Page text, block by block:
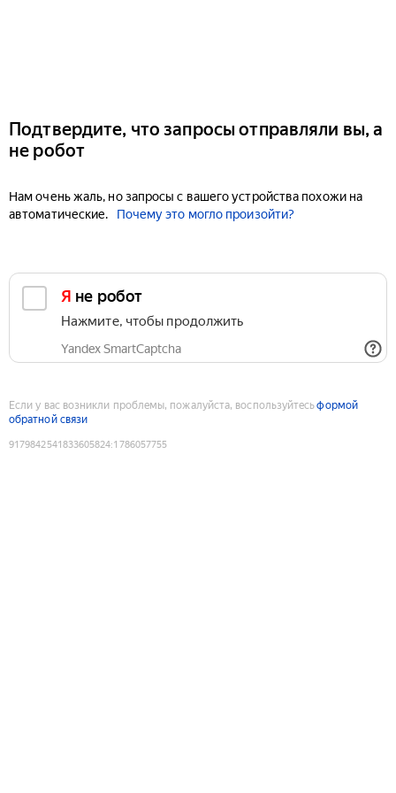
Подтвердите, что запросы отправляли вы, а
не робот
Нам очень жаль, но запросы с вашего устройства похожи на
автоматические.
Почему это могло произойти?
Я не робот
Нажмите, чтобы продолжить
Yandex SmartCaptcha
Если у вас возникли проблемы, пожалуйста, воспользуйтесьформой
обратной связи
9179842541833605824:1786057755